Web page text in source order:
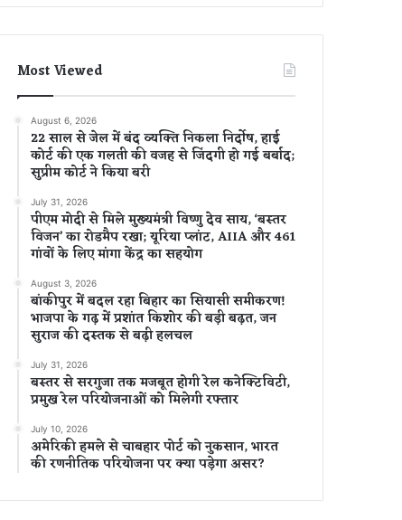
Most Viewed
August 6, 2026
22 साल से जेल में बंद व्यक्ति निकला निर्दोष, हाई
कोर्ट की एक गलती की वजह से जिंदगी हो गई बर्बाद;
सुप्रीम कोर्ट ने किया बरी
July 31, 2026
पीएम मोदी से मिले मुख्यमंत्री विष्णु देव साय, ‘बस्तर
विजन’ का रोडमैप रखा; यूरिया प्लांट, AIIA और 461
गांवों के लिए मांगा केंद्र का सहयोग
August 3, 2026
बांकीपुर में बदल रहा बिहार का सियासी समीकरण!
भाजपा के गढ़ में प्रशांत किशोर की बड़ी बढ़त, जन
सुराज की दस्तक से बढ़ी हलचल
July 31, 2026
बस्तर से सरगुजा तक मजबूत होगी रेल कनेक्टिविटी,
प्रमुख रेल परियोजनाओं को मिलेगी रफ्तार
July 10, 2026
अमेरिकी हमले से चाबहार पोर्ट को नुकसान, भारत
की रणनीतिक परियोजना पर क्या पड़ेगा असर?